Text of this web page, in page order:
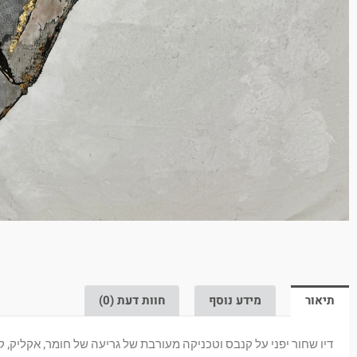
תיאור מידע נוסף חוות דעת (0)
דיו שחור יפני על קנבס וטכניקה מעורבת של גריעה של חומר, אקליק,